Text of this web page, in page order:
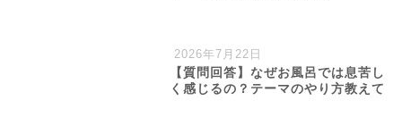
2026年7月22日
【質問回答】なぜお風呂では息苦し
く感じるの？テーマのやり方教えて